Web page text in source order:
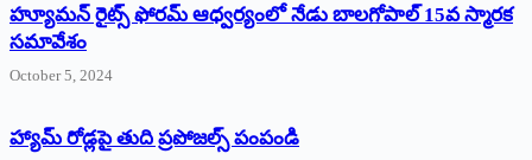
హ్యూమన్‌ రైట్స్‌ ఫోరమ్‌ ఆధ్వర్యంలో నేడు బాలగోపాల్‌ 15వ స్మారక
సమావేశం
October 5, 2024
హ్యామ్‌ రోడ్లపై తుది ప్రపోజల్స్‌ పంపండి